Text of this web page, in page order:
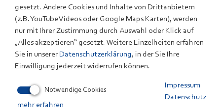
Wärmepumpe berechnet (s. Grafik).
ANSPRECHPARTNER
+49 711 7870-160
E-Mail
gesetzt. Andere Cookies und Inhalte von Drittanbietern
(z.B. YouTube Videos oder Google Maps Karten), werden
nur mit Ihrer Zustimmung durch Auswahl oder Klick auf
„Alles akzeptieren“ gesetzt. Weitere Einzelheiten erfahren
Sie in unserer Datenschutzerklärung, in der Sie Ihre
Einwilligung jederzeit widerrufen können.
Impressum
Datenschutz
Notwendige Cookies
mehr erfahren